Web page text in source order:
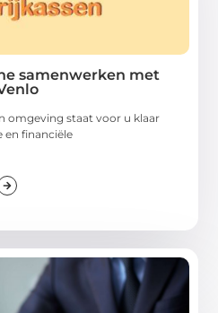
samenwerken met
omgeving staat voor u klaar
en financiële